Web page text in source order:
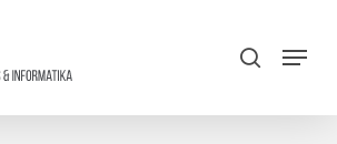
search
Menu
Close